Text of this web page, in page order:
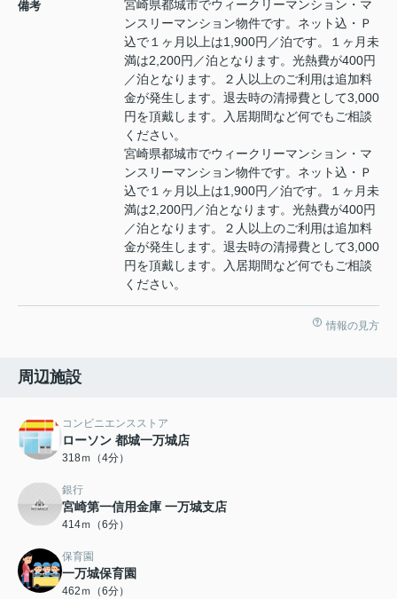
備考
宮崎県都城市でウィークリーマンション・マ
ンスリーマンション物件です。ネット込・Ｐ
込で１ヶ月以上は1,900円／泊です。１ヶ月未
満は2,200円／泊となります。光熱費が400円
／泊となります。２人以上のご利用は追加料
金が発生します。退去時の清掃費として3,000
円を頂戴します。入居期間など何でもご相談
ください。
宮崎県都城市でウィークリーマンション・マ
ンスリーマンション物件です。ネット込・Ｐ
込で１ヶ月以上は1,900円／泊です。１ヶ月未
満は2,200円／泊となります。光熱費が400円
／泊となります。２人以上のご利用は追加料
金が発生します。退去時の清掃費として3,000
円を頂戴します。入居期間など何でもご相談
ください。
情報の見方
周辺施設
コンビニエンスストア
ローソン 都城一万城店
318ｍ（4分）
銀行
宮崎第一信用金庫 一万城支店
414ｍ（6分）
保育園
一万城保育園
462ｍ（6分）